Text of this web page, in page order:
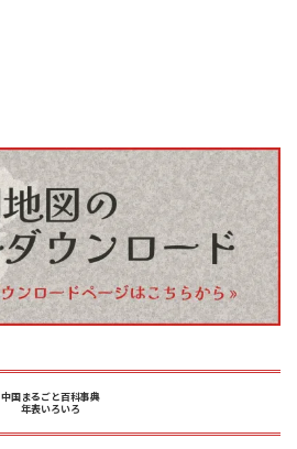
中国まるごと百科事典
年表いろいろ